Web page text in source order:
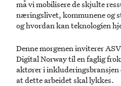
må vi mobilisere de skjulte
næringslivet, kommunene og
og hvordan kan teknologien
Denne morgenen inviterer
Digital Norway til en faglig
aktører i inkluderingsbransjen
at dette arbeidet skal lykkes.